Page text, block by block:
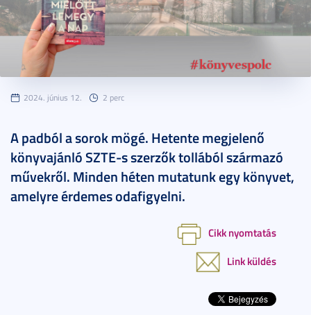
2024. június 12. 2 perc
A padból a sorok mögé. Hetente megjelenő
könyvajánló SZTE-s szerzők tollából származó
művekről. Minden héten mutatunk egy könyvet,
amelyre érdemes odafigyelni.
Cikk nyomtatás
Link küldés